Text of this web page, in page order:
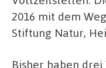
2016 mit dem
Stiftung Natur,
Bisher haben